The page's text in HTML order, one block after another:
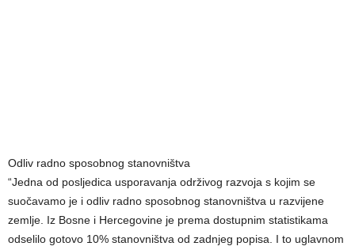
Odliv radno sposobnog stanovništva
“Jedna od posljedica usporavanja održivog razvoja s kojim se
suočavamo je i odliv radno sposobnog stanovništva u razvijene
zemlje. Iz Bosne i Hercegovine je prema dostupnim statistikama
odselilo gotovo 10% stanovništva od zadnjeg popisa. I to uglavnom